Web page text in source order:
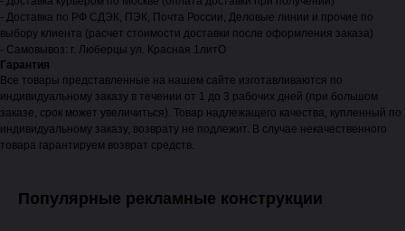
- Доставка по РФ СДЭК, ПЭК, Почта России, Деловые линии и прочие по
выбору клиента (расчет стоимости доставки после оформления заказа)
- Самовывоз: г. Люберцы ул. Красная 1литО
Гарантия
Все товары представленные на нашем сайте изготавливаются по
индивидуальному заказу в течении от 1 до 3 рабочих дней (при большом
заказе, срок может увеличиться). Товар надлежащего качества, купленный по
индивидуальному заказу, возврату не подлежит. В случае некачественного
товара гарантируем возврат средств.
Популярные рекламные конструкции